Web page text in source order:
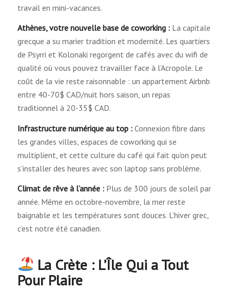
travail en mini-vacances.
Athènes, votre nouvelle base de coworking :La capitale
grecque a su marier tradition et modernité. Les quartiers
de Psyrri et Kolonaki regorgent de cafés avec du wifi de
qualité où vous pouvez travailler face à l’Acropole. Le
coût de la vie reste raisonnable : un appartement Airbnb
entre 40-70$ CAD/nuit hors saison, un repas
traditionnel à 20-35$ CAD.
Infrastructure numérique au top :Connexion fibre dans
les grandes villes, espaces de coworking qui se
multiplient, et cette culture du café qui fait qu’on peut
s’installer des heures avec son laptop sans problème.
Climat de rêve à l’année :Plus de 300 jours de soleil par
année. Même en octobre-novembre, la mer reste
baignable et les températures sont douces. L’hiver grec,
c’est notre été canadien.
La Crète : L’Île Qui a Tout
Pour Plaire